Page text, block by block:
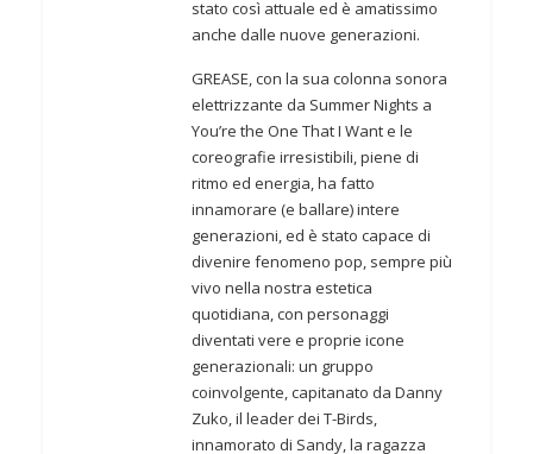
stato così attuale ed è amatissimo
anche dalle nuove generazioni.
GREASE, con la sua colonna sonora
elettrizzante da Summer Nights a
You’re the One That I Want e le
coreografie irresistibili, piene di
ritmo ed energia, ha fatto
innamorare (e ballare) intere
generazioni, ed è stato capace di
divenire fenomeno pop, sempre più
vivo nella nostra estetica
quotidiana, con personaggi
diventati vere e proprie icone
generazionali: un gruppo
coinvolgente, capitanato da Danny
Zuko, il leader dei T-Birds,
innamorato di Sandy, la ragazza